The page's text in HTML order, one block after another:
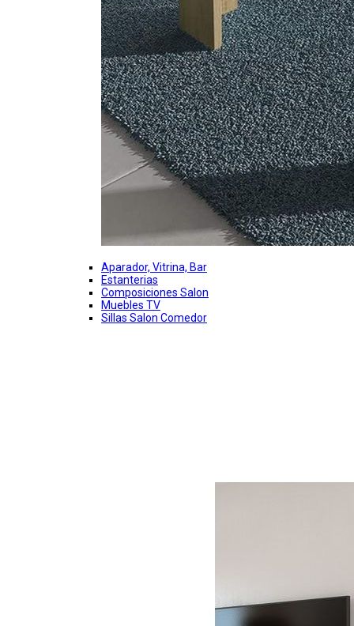
Aparador, Vitrina, Bar
Estanterias
Composiciones Salon
Muebles TV
Sillas Salon Comedor